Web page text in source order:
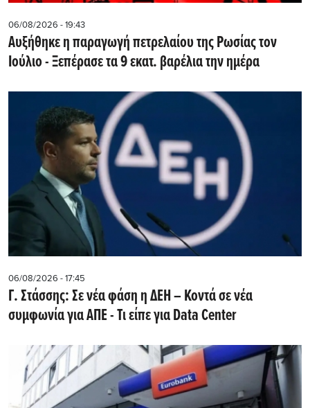
06/08/2026 - 19:43
Αυξήθηκε η παραγωγή πετρελαίου της Ρωσίας τον
Ιούλιο - Ξεπέρασε τα 9 εκατ. βαρέλια την ημέρα
06/08/2026 - 17:45
Γ. Στάσσης: Σε νέα φάση η ΔΕΗ – Κοντά σε νέα
συμφωνία για ΑΠΕ - Τι είπε για Data Center